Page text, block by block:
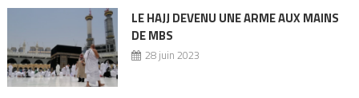
LE HAJJ DEVENU UNE ARME AUX MAINS
DE MBS
28 juin 2023